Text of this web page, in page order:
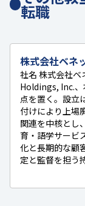
転職
株式会社ベネ
社名 株式会社
Holdings, Inc.、
点を置く。設立
付けにより上場
関連を中核とし
育・語学サービ
化と長期的な顧
定と監督を担う